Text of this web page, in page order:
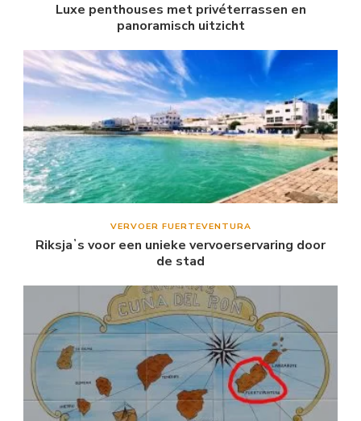
Luxe penthouses met privéterrassen en
panoramisch uitzicht
VERVOER FUERTEVENTURA
Riksjaʼs voor een unieke vervoerservaring door
de stad